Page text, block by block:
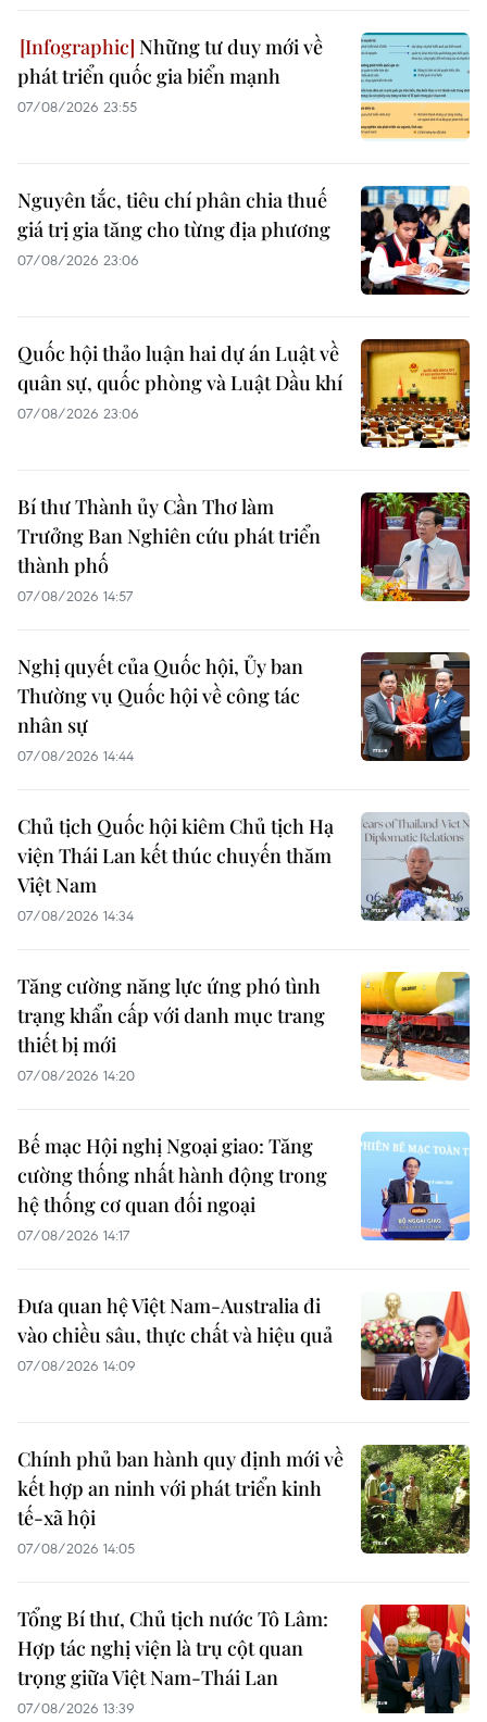
Những tư duy mới về
phát triển quốc gia biển mạnh
07/08/2026 23:55
Nguyên tắc, tiêu chí phân chia thuế
giá trị gia tăng cho từng địa phương
07/08/2026 23:06
Quốc hội thảo luận hai dự án Luật về
quân sự, quốc phòng và Luật Dầu khí
07/08/2026 23:06
Bí thư Thành ủy Cần Thơ làm
Trưởng Ban Nghiên cứu phát triển
thành phố
07/08/2026 14:57
Nghị quyết của Quốc hội, Ủy ban
Thường vụ Quốc hội về công tác
nhân sự
07/08/2026 14:44
Chủ tịch Quốc hội kiêm Chủ tịch Hạ
viện Thái Lan kết thúc chuyến thăm
Việt Nam
07/08/2026 14:34
Tăng cường năng lực ứng phó tình
trạng khẩn cấp với danh mục trang
thiết bị mới
07/08/2026 14:20
Bế mạc Hội nghị Ngoại giao: Tăng
cường thống nhất hành động trong
hệ thống cơ quan đối ngoại
07/08/2026 14:17
Đưa quan hệ Việt Nam-Australia đi
vào chiều sâu, thực chất và hiệu quả
07/08/2026 14:09
Chính phủ ban hành quy định mới về
kết hợp an ninh với phát triển kinh
tế-xã hội
07/08/2026 14:05
Tổng Bí thư, Chủ tịch nước Tô Lâm:
Hợp tác nghị viện là trụ cột quan
trọng giữa Việt Nam-Thái Lan
07/08/2026 13:39